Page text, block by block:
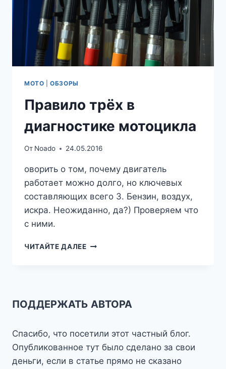
МОТО |ОБЗОРЫ
Правило трёх в
диагностике мотоцикла
От Noado 24.05.2016
оворить о том, почему двигатель
работает можно долго, но ключевых
составляющих всего 3. Бензин, воздух,
искра. Неожиданно, да?) Проверяем что
с ними.
ЧИТАЙТЕ ДАЛЕЕПРАВИЛО
ПОДДЕРЖАТЬ АВТОРА
Спасибо, что посетили этот частный блог.
Опубликованное тут было сделано за свои
деньги, если в статье прямо не сказано